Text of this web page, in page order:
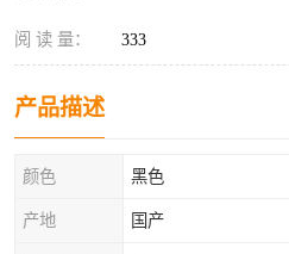
阅 读 量： 333
产品描述
颜色 黑色
产地 国产